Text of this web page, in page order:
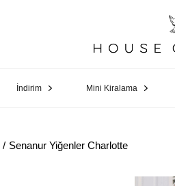
İndirim Mini Kiralama
Senanur Yiğenler Charlotte